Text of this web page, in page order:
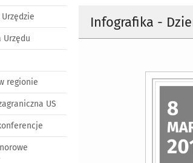
Infografika -
Urzędu
regionie
US